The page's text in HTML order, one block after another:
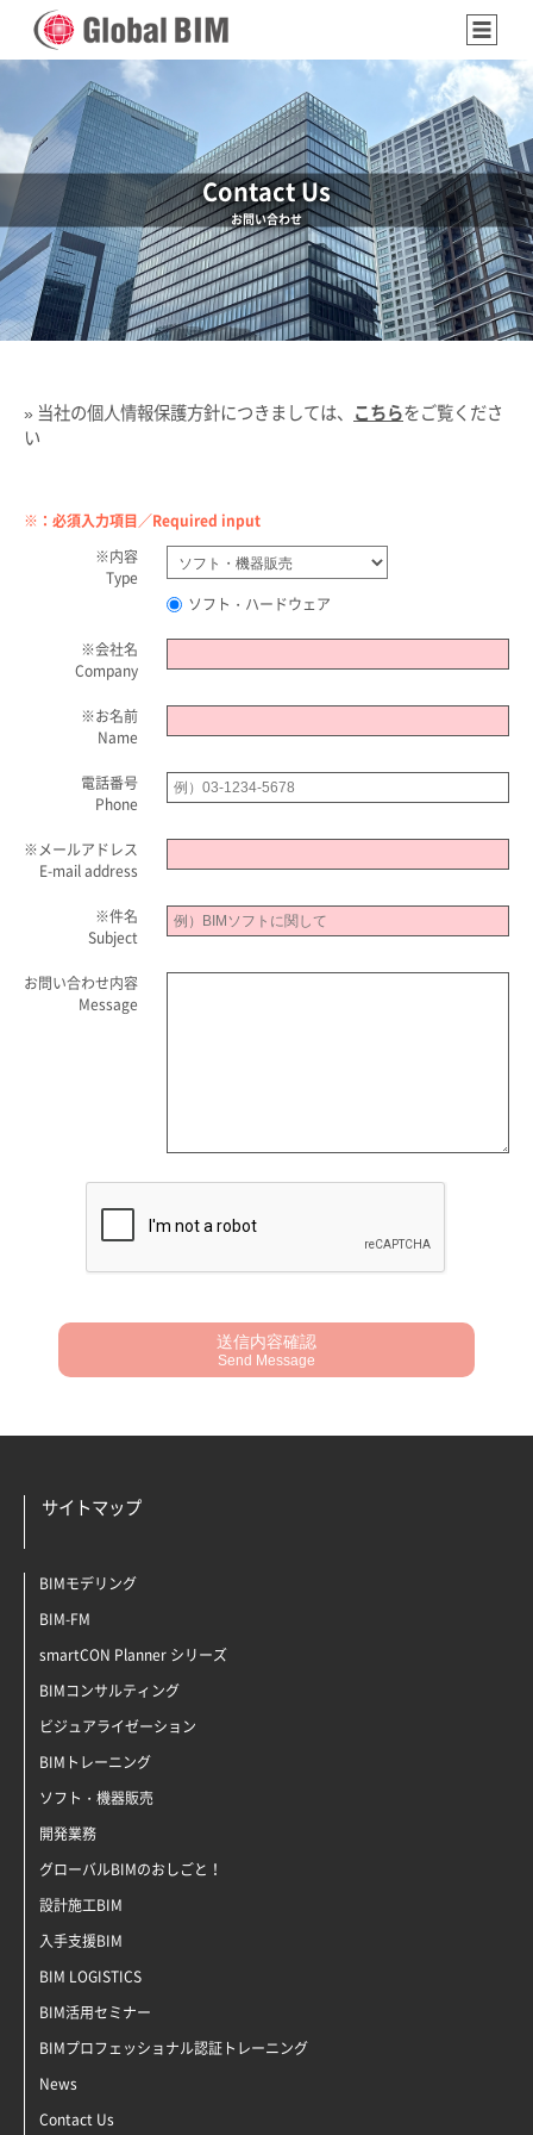
Contact Us
お問い合わせ
» 当社の個人情報保護方針につきましては、 こちらをご覧くださ
い
※：必須入力項目／Required input
※内容
Type
ソフト・ハードウェア
※会社名
Company
※お名前
Name
電話番号
Phone
※メールアドレス
E-mail address
※件名
Subject
お問い合わせ内容
Message
送信内容確認
Send Message
サイトマップ
BIMモデリング
BIM-FM
smartCON Planner シリーズ
BIMコンサルティング
ビジュアライゼーション
BIMトレーニング
ソフト・機器販売
開発業務
グローバルBIMのおしごと！
設計施工BIM
入手支援BIM
BIM LOGISTICS
BIM活用セミナー
BIMプロフェッショナル認証トレーニング
News
Contact Us